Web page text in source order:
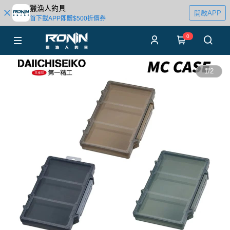
獵漁人釣具
首下載APP即贈$500折價券
開啟APP
0
1/2